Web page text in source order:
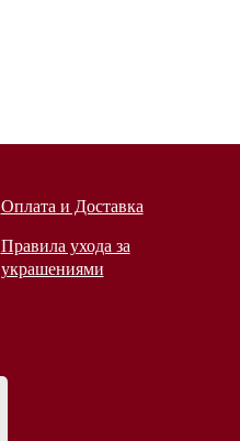
Оплата и Доставка
Правила ухода за
украшениями